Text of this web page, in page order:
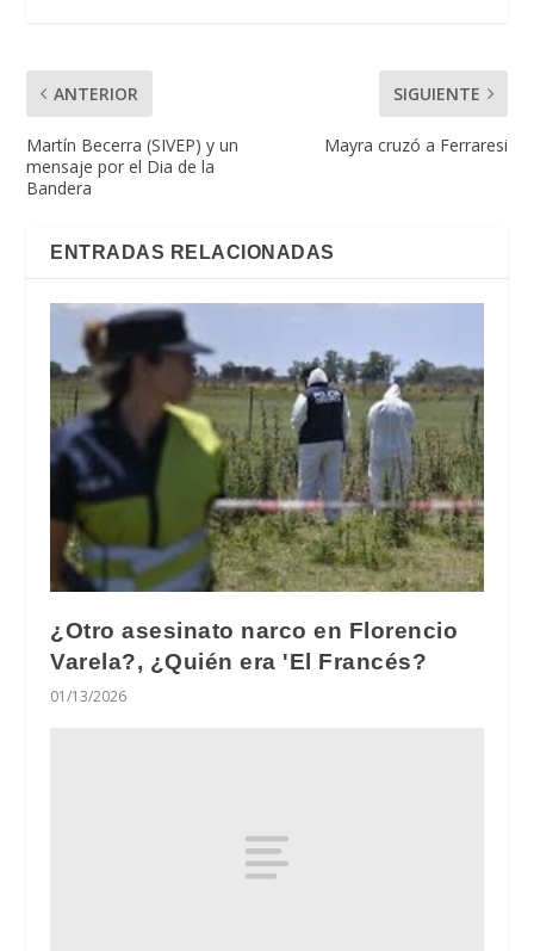
ANTERIOR
Martín Becerra (SIVEP) y un
mensaje por el Dia de la
Bandera
SIGUIENTE
Mayra cruzó a Ferraresi
ENTRADAS RELACIONADAS
¿Otro asesinato narco en Florencio
Varela?, ¿Quién era 'El Francés?
01/13/2026